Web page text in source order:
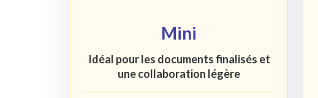
Mini
Idéal pour les documents finalisés et
une collaboration légère